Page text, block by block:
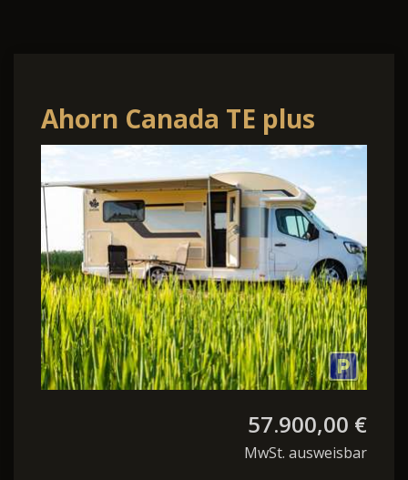
Ahorn Canada TE plus
57.900,00 €
MwSt. ausweisbar